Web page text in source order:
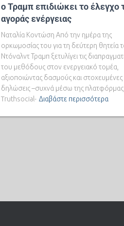
ο Τραμπ επιδιώκει το έλεγχο
αγοράς ενέργειας
Ναταλία Κοντώση Από την ημέρα της
ορκωμοσίας του για τη δεύτερη θητεία
Ντόναλντ Τραμπ ξετυλίγει τις
του μεθόδους στον ενεργειακό τομέα,
αξιοποιώντας δασμούς και στοχευμένες
δηλώσεις –συχνά μέσω της
Truthsocial- Διαβάστε περισσότερα